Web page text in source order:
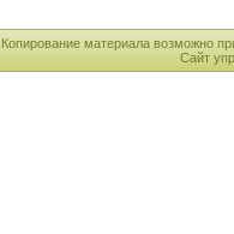
Копирование материала возможно
Сайт